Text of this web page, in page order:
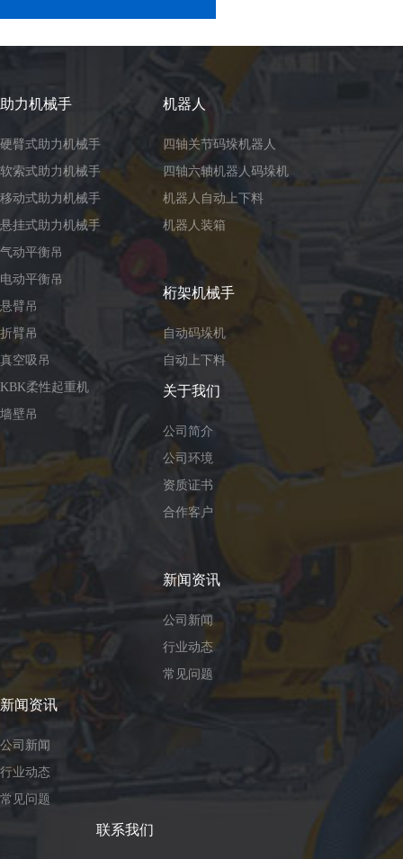
助力机械手
硬臂式助力机械手
软索式助力机械手
移动式助力机械手
悬挂式助力机械手
气动平衡吊
电动平衡吊
悬臂吊
折臂吊
真空吸吊
KBK柔性起重机
墙壁吊
机器人
四轴关节码垛机器人
四轴六轴机器人码垛机
机器人自动上下料
机器人装箱
桁架机械手
自动码垛机
自动上下料
关于我们
公司简介
公司环境
资质证书
合作客户
新闻资讯
公司新闻
行业动态
常见问题
新闻资讯
公司新闻
行业动态
常见问题
联系我们